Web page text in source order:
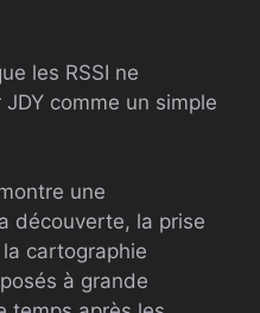
les RSSI ne
comme un simple
une
découverte, la prise
cartographie
à grande